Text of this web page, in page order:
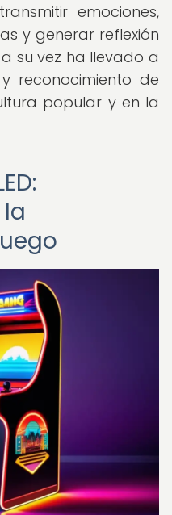
emociones,
y generar reflexión
su vez ha llevado a
reconocimiento de
popular y en la